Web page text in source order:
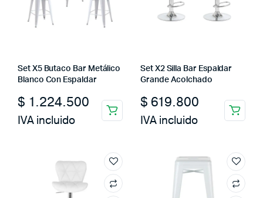
Set X5 Butaco Bar Metálico
Blanco Con Espaldar
$ 1.224.500
IVA incluido
Set X2 Silla Bar Espaldar
Grande Acolchado
$ 619.800
IVA incluido